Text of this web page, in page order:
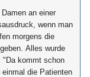
an einer
wenn man
morgens die
Alles wurde
"Da kommt schon
die Patienten